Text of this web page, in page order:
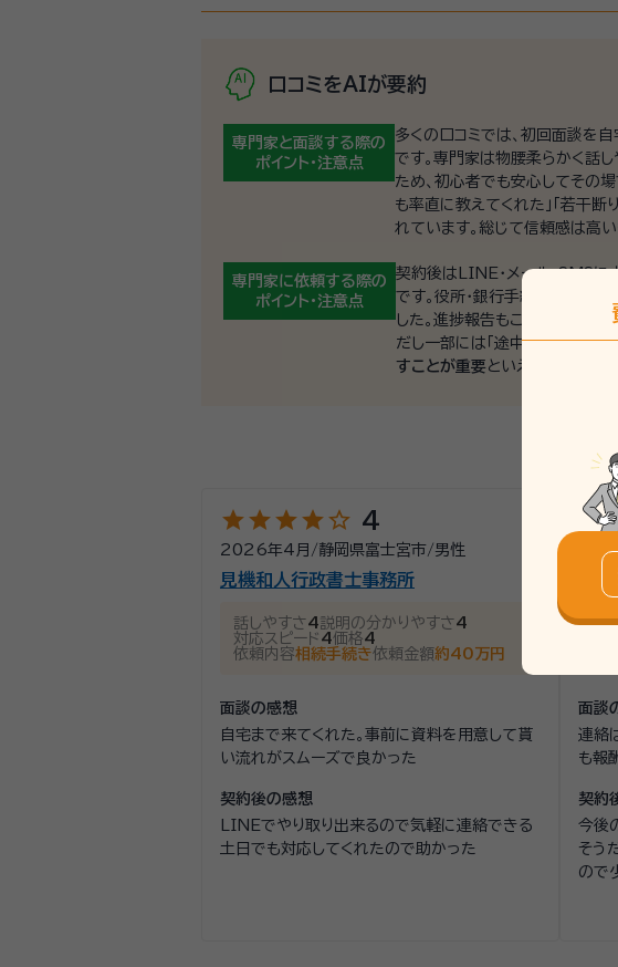
つ弁護士がトータルでサポートいたします。 相続人同
ップで ━━━━━━━━━━━━━━━━━━━ 戸籍の収集、預貯金口座の解約・引出、相続人・相続財産調査、遺産分割協議書の作成、相続放
お悩みの方も、弁護士がスムーズに対応し、ご負担を軽減いたします。 【3】終活・生前対策で安心
言書作成、財産管理委任契約、任意後見制度、死後
ぎ、安心した生活を送るために、生前からの備えはと
りがいない「おひとりさま」につきましても、死後事
資格等：弁護士
所属団体：静岡県弁護士会
口コミをAIが要約
専門家と面談する際の
ポイント・注意点
多くの口コミでは、初回面談を
です。専門家は物腰柔らかく話
ため、初心者でも安心してその
も率直に教えてくれた」「若干
れています。総じて信頼感は高
専門家に依頼する際の
ポイント・注意点
契約後はLINE・メール・SMSに
です。役所・銀行手続きの代行
した。進捗報告もこまめで、対
だし一部には「途中で連絡が減っ
すことが重要といえます。
starstarstarstarstar_outline 4
2026年4月 /静岡県富士宮市/男性
見機和人行政書士事務所
話しやすさ4説明の分かりやすさ4
対応スピード 4価格4
依頼内容相続手続き依頼金額約40万円
面談の感想
自宅まで来てくれた。事前に資料を用意して貰
い流れがスムーズで良かった
契約後の感想
LINEでやり取り出来るので気軽に連絡できる
土日でも対応してくれたので助かった
star
行
話
対
依
面談
連絡
も報
契約
今後
そう
ので